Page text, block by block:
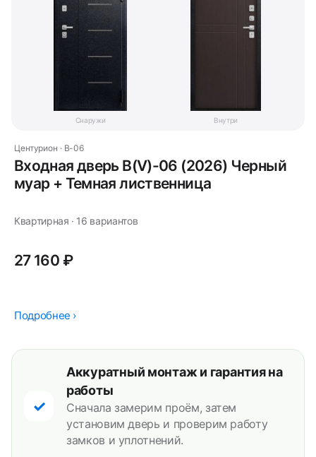
Снаружи Внутри
Центурион · В-06
Входная дверь В(V)-06 (2026) Черный
муар + Темная лиственница
Квартирная · 16 вариантов
27 160 ₽
Подробнее ›
✓
Аккуратный монтаж и гарантия на
работы
Сначала замерим проём, затем
установим дверь и проверим работу
замков и уплотнений.